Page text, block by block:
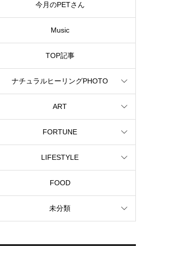
今月のPETさん
Music
TOP記事
ナチュラルヒーリングPHOTO
ART
FORTUNE
LIFESTYLE
FOOD
未分類